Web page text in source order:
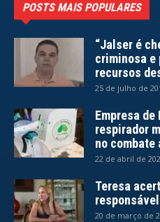
POSTS MAIS POPULARES
“Jalser é
criminosa
recursos
25 de julho de
Empresa
respirador
no combate
22 de abril de
Teresa
20 de março de